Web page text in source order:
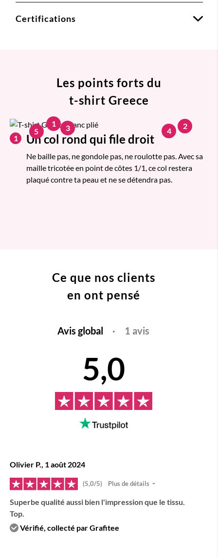
Certifications
Les points forts du
t-shirt Greece
1 Un col rond qui file droit
Ne baille pas, ne gondole pas, ne roulotte pas. Avec sa
maille tricotée en point de côtes 1/1, ce col restera
plaqué contre ta peau et ne se détendra pas.
1 2
3 4
5
Ce que nos clients
en ont pensé
Avis global · 1 avis
5,0
Olivier P., 1 août 2024
(5,0/5) Plus de détails
Superbe qualité aussi bien l'impression que le tissu.
Top.
Vérifié, collecté par Grafitee